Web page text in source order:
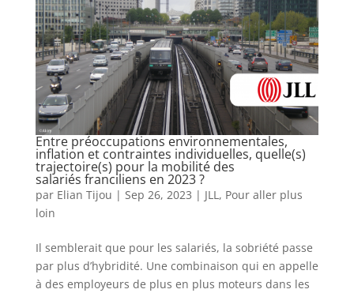
Entre préoccupations environnementales,
inflation et contraintes individuelles, quelle(s)
trajectoire(s) pour la mobilité des
salariés franciliens en 2023 ?
par Elian Tijou | Sep 26, 2023 | JLL, Pour aller plus
loin
Il semblerait que pour les salariés, la sobriété passe
par plus d’hybridité. Une combinaison qui en appelle
à des employeurs de plus en plus moteurs dans les